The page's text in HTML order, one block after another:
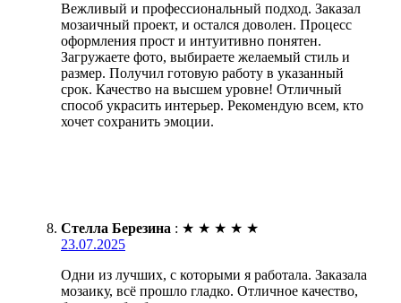
Вежливый и профессиональный подход. Заказал
мозаичный проект, и остался доволен. Процесс
оформления прост и интуитивно понятен.
Загружаете фото, выбираете желаемый стиль и
размер. Получил готовую работу в указанный
срок. Качество на высшем уровне! Отличный
способ украсить интерьер. Рекомендую всем, кто
хочет сохранить эмоции.
Стелла Березина : ★ ★ ★ ★ ★
23.07.2025
Одни из лучших, с которыми я работала. Заказала
мозаику, всё прошло гладко. Отличное качество,